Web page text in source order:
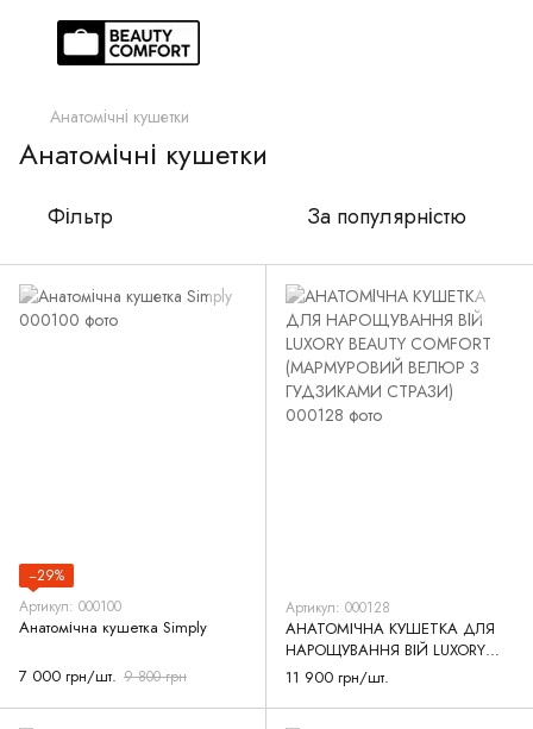
Анатомічні кушетки
Анатомічні кушетки
Фільтр За популярністю
−29%
Артикул: 000100
Анатомічна кушетка Simply
7 000 грн/шт. 9 800 грн
Артикул: 000128
АНАТОМІЧНА КУШЕТКА ДЛЯ
НАРОЩУВАННЯ ВІЙ LUXORY
BEAUTY COMFORT
(МАРМУРОВИЙ ВЕЛЮР З
ГУДЗИКАМИ СТРАЗИ)
11 900 грн/шт.